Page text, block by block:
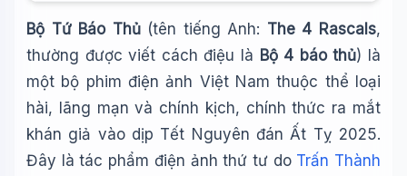
Bộ Tứ Báo Thủ(tên tiếng Anh: The 4 Rascals,
thường được viết cách điệu là Bộ 4 báo thủ) là
một bộ phim điện ảnh Việt Nam thuộc thể loại
hài, lãng mạn và chính kịch, chính thức ra mắt
khán giả vào dịp Tết Nguyên đán Ất Tỵ 2025.
Đây là tác phẩm điện ảnh thứ tư do Trấn Thành